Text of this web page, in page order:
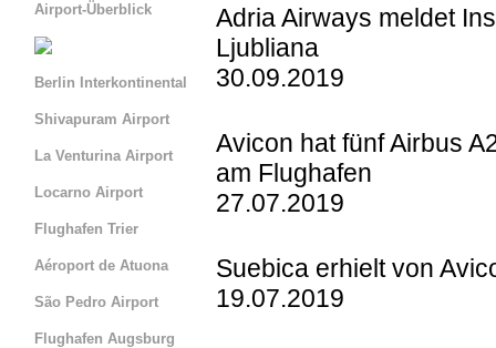
Airport-Überblick
Berlin Interkontinental
Shivapuram Airport
La Venturina Airport
Locarno Airport
Flughafen Trier
Aéroport de Atuona
São Pedro Airport
Flughafen Augsburg
Adria Airways meldet
Ljubliana
30.09.2019
Avicon hat fünf Airbus
am Flughafen
27.07.2019
Suebica erhielt von
19.07.2019